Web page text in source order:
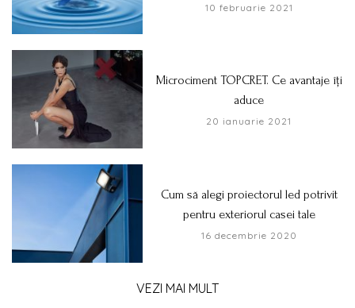
10 februarie 2021
Microciment TOPCRET. Ce avantaje îți
aduce
20 ianuarie 2021
Cum să alegi proiectorul led potrivit
pentru exteriorul casei tale
16 decembrie 2020
VEZI MAI MULT